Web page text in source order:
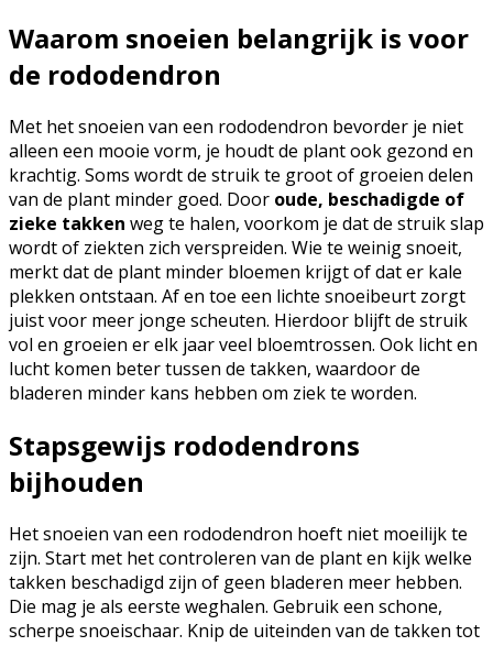
Waarom snoeien belangrijk is voor
de rododendron
Met het snoeien van een rododendron bevorder je niet
alleen een mooie vorm, je houdt de plant ook gezond en
krachtig. Soms wordt de struik te groot of groeien delen
van de plant minder goed. Door oude, beschadigde of
zieke takken weg te halen, voorkom je dat de struik slap
wordt of ziekten zich verspreiden. Wie te weinig snoeit,
merkt dat de plant minder bloemen krijgt of dat er kale
plekken ontstaan. Af en toe een lichte snoeibeurt zorgt
juist voor meer jonge scheuten. Hierdoor blijft de struik
vol en groeien er elk jaar veel bloemtrossen. Ook licht en
lucht komen beter tussen de takken, waardoor de
bladeren minder kans hebben om ziek te worden.
Stapsgewijs rododendrons
bijhouden
Het snoeien van een rododendron hoeft niet moeilijk te
zijn. Start met het controleren van de plant en kijk welke
takken beschadigd zijn of geen bladeren meer hebben.
Die mag je als eerste weghalen. Gebruik een schone,
scherpe snoeischaar. Knip de uiteinden van de takken tot